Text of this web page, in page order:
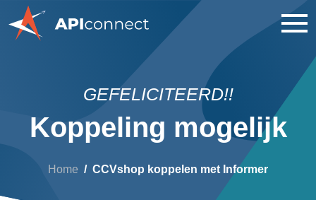
GEFELICITEERD!!
Koppeling mogelijk
Home CCVshop koppelen met Informer